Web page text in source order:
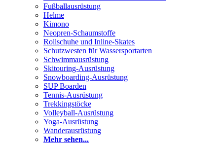
Fußballausrüstung
Helme
Kimono
Neopren-Schaumstoffe
Rollschuhe und Inline-Skates
Schutzwesten für Wassersportarten
Schwimmausrüstung
Skitouring-Ausrüstung
Snowboarding-Ausrüstung
SUP Boarden
Tennis-Ausrüstung
Trekkingstöcke
Volleyball-Ausrüstung
Yoga-Ausrüstung
Wanderausrüstung
Mehr sehen...